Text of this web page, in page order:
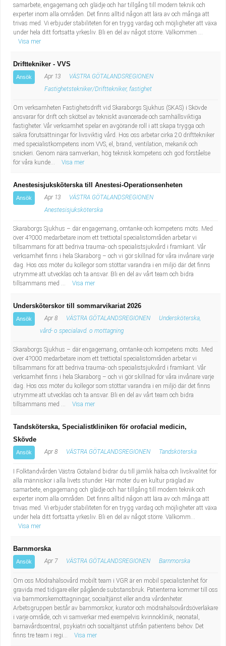
samarbete, engagemang och glädje och har tillgång till modern teknik och
experter inom alla områden. Det finns alltid någon att lära av och många att
trivas med. Vi erbjuder stabiliteten för en trygg vardag och möjligheter att växa
under hela ditt fortsatta yrkesliv. Bli en del av något större. Välkommen ...
Visa mer
Drifttekniker - VVS
Ansök Apr 13
VÄSTRA GÖTALANDSREGIONEN
Fastighetstekniker/Drifttekniker, fastighet
Om verksamheten Fastighetsdrift vid Skaraborgs Sjukhus (SKAS) i Skövde
ansvarar för drift och skötsel av tekniskt avancerade och samhällsviktiga
fastigheter. Vår verksamhet spelar en avgörande roll i att skapa trygga och
säkra förutsättningar för livsviktig vård. Hos oss arbetar cirka 20 drifttekniker
med specialistkompetens inom VVS, el, brand, ventilation, mekanik och
snickeri. Genom nära samverkan, hög teknisk kompetens och god förståelse
för våra kunde...
Visa mer
Anestesisjuksköterska till Anestesi-Operationsenheten
Ansök Apr 13
VÄSTRA GÖTALANDSREGIONEN
Anestesisjuksköterska
Skaraborgs Sjukhus – där engagemang, omtanke och kompetens möts. Med
över 4?000 medarbetare inom ett trettiotal specialistområden arbetar vi
tillsammans för att bedriva trauma- och specialistsjukvård i framkant. Vår
verksamhet finns i hela Skaraborg – och vi gör skillnad för våra invånare varje
dag. Hos oss möter du kollegor som stöttar varandra i en miljö där det finns
utrymme att utvecklas och ta ansvar. Bli en del av vårt team och bidra
tillsammans med ...
Visa mer
Undersköterskor till sommarvikariat 2026
Ansök Apr 8 VÄSTRA GÖTALANDSREGIONEN
Undersköterska,
vård- o specialavd. o mottagning
Skaraborgs Sjukhus – där engagemang, omtanke och kompetens möts. Med
över 4?000 medarbetare inom ett trettiotal specialistområden arbetar vi
tillsammans för att bedriva trauma- och specialistsjukvård i framkant. Vår
verksamhet finns i hela Skaraborg – och vi gör skillnad för våra invånare varje
dag. Hos oss möter du kollegor som stöttar varandra i en miljö där det finns
utrymme att utvecklas och ta ansvar. Bli en del av vårt team och bidra
tillsammans med ...
Visa mer
Tandsköterska, Specialistkliniken för orofacial medicin,
Skövde
Ansök Apr 8 VÄSTRA GÖTALANDSREGIONEN Tandsköterska
I Folktandvården Västra Götaland bidrar du till jämlik hälsa och livskvalitet för
alla människor i alla livets stunder. Här möter du en kultur präglad av
samarbete, engagemang och glädje och har tillgång till modern teknik och
experter inom alla områden. Det finns alltid någon att lära av och många att
trivas med. Vi erbjuder stabiliteten för en trygg vardag och möjligheter att växa
under hela ditt fortsatta yrkesliv. Bli en del av något större. Välkomm...
Visa mer
Barnmorska
Ansök Apr 7 VÄSTRA GÖTALANDSREGIONEN Barnmorska
Om oss Mödrahälsovård mobilt team i VGR är en mobil specialistenhet för
gravida med tidigare eller pågående substansbruk. Patienterna kommer till oss
via barnmorskemottagningar, socialtjänst eller andra vårdenheter.
Arbetsgruppen består av barnmorskor, kurator och mödrahälsovårdsöverläkare
i varje område, och vi samverkar med exempelvis kvinnoklinik, neonatal,
barnavårdscentral, psykiatri och socialtjänst utifrån patientens behov. Det
finns tre team i regi...
Visa mer